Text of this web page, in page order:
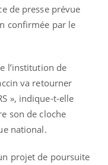
de presse prévue
confirmée par le
l’institution de
va retourner
», indique-t-elle
son de cloche
national.
projet de poursuite